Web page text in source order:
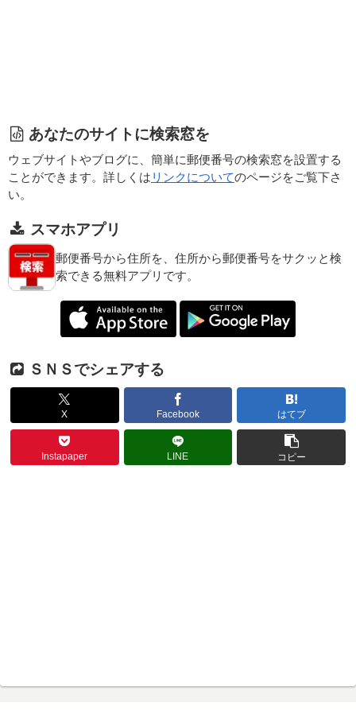
あなたのサイトに検索窓を
ウェブサイトやブログに、簡単に郵便番号の検索窓を設置する
ことができます。詳しくは リンクについてのページをご覧下さ
い。
スマホアプリ
郵便番号から住所を、住所から郵便番号をサクッと検
索できる無料アプリです。
ＳＮＳでシェアする
X Facebook はてブ
Instapaper LINE コピー